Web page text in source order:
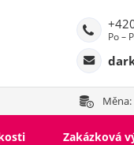
Po –
Měna:
Zakázková